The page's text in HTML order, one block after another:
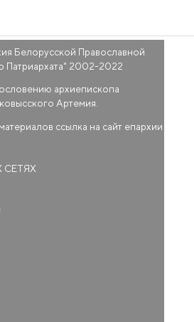
Белорусской Православной
Патриархата" 2002-2022
архиепископа
Артемия.
ссылка на сайт епархии